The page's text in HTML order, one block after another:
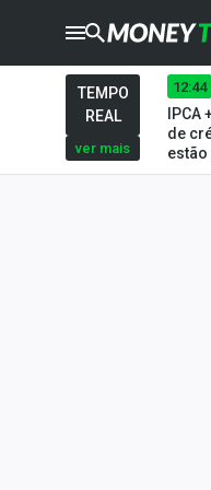
CRYPTOTIMES
TIMES
Ibovespa
TEMPO
REAL
ver mais
12:44
de